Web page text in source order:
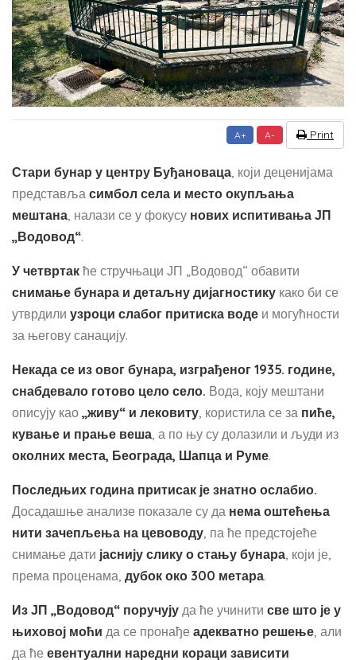
A+ A- Print
Стари бунар у центру Буђановаца, који деценијама
представља симбол села и место окупљања
мештана, налази се у фокусу нових испитивања ЈП
„Водовод“.
У четвртак ће стручњаци ЈП „Водовод“ обавити
снимање бунара и детаљну дијагностику како би се
утврдили узроци слабог притиска воде и могућности
за његову санацију.
Некада се из овог бунара, изграђеног 1935. године,
снабдевало готово цело село. Вода, коју мештани
описују као „живу“ и лековиту, користила се за пиће,
кување и прање веша, а по њу су долазили и људи из
околних места, Београда, Шапца и Руме.
Последњих година притисак је знатно ослабио.
Досадашње анализе показале су да нема оштећења
нити зачепљења на цевоводу, па ће предстојеће
снимање дати јаснију слику о стању бунара, који је,
према проценама, дубок око 300 метара.
Из ЈП „Водовод“ поручују да ће учинити све што је у
њиховој моћи да се пронађе адекватно решење, али
да ће евентуални наредни кораци зависити